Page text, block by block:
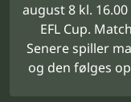
august 8 kl.
EFL Cup.
Senere spiller
og den følges